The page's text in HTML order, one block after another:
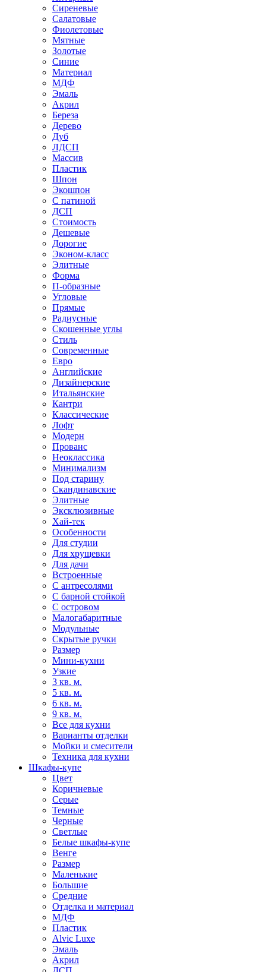
Сиреневые
Салатовые
Фиолетовые
Мятные
Золотые
Синие
Материал
МДФ
Эмаль
Акрил
Береза
Дерево
Дуб
ЛДСП
Массив
Пластик
Шпон
Экошпон
С патиной
ДСП
Стоимость
Дешевые
Дорогие
Эконом-класс
Элитные
Форма
П-образные
Угловые
Прямые
Радиусные
Скошенные углы
Стиль
Современные
Евро
Английские
Дизайнерские
Итальянские
Кантри
Классические
Лофт
Модерн
Прованс
Неоклассика
Минимализм
Под старину
Скандинавские
Элитные
Эксклюзивные
Хай-тек
Особенности
Для студии
Для хрущевки
Для дачи
Встроенные
С антресолями
С барной стойкой
С островом
Малогабаритные
Модульные
Скрытые ручки
Размер
Мини-кухни
Узкие
3 кв. м.
5 кв. м.
6 кв. м.
9 кв. м.
Все для кухни
Варианты отделки
Мойки и смесители
Техника для кухни
Шкафы-купе
Цвет
Коричневые
Серые
Темные
Черные
Светлые
Белые шкафы-купе
Венге
Размер
Маленькие
Большие
Средние
Отделка и материал
МДФ
Пластик
Alvic Luxe
Эмаль
Акрил